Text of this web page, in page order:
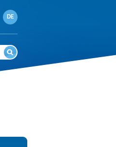
DE